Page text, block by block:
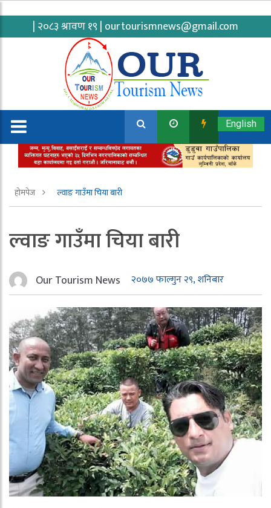
| २०८३ श्रावण १९ | ourtourismnews@gmail.com
English
होमपेज ल्वाङ गाउँमा चिया बारी
ल्वाङ गाउँमा चिया बारी
Our Tourism News २०७७ फाल्गुन २९, शनिबार